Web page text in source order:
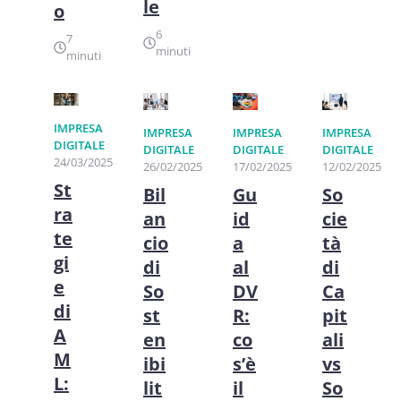
o
7
minuti
le
6
minuti
IMPRESA
DIGITALE
24/03/2025
St
ra
te
gi
e
di
A
M
L:
IMPRESA
DIGITALE
26/02/2025
Bil
an
cio
di
So
st
en
ibi
lit
IMPRESA
DIGITALE
17/02/2025
Gu
id
a
al
DV
R:
co
s’è
il
IMPRESA
DIGITALE
12/02/2025
So
cie
tà
di
Ca
pit
ali
vs
So